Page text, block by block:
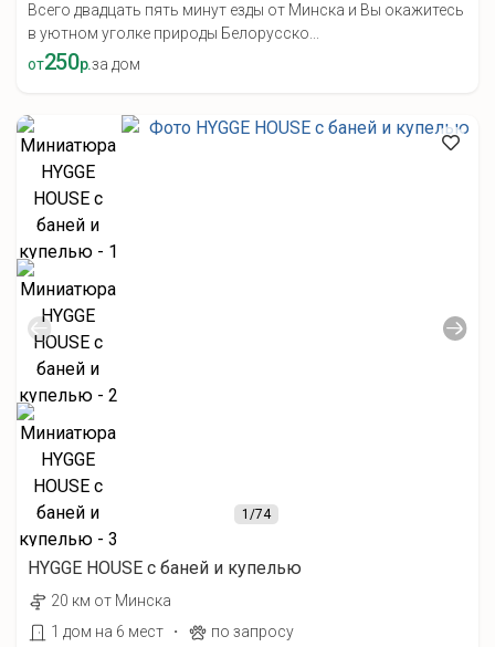
Всего двадцать пять минут езды от Минска и Вы окажитесь
в уютном уголке природы Белорусско...
от250р.за дом
1/74
HYGGE HOUSE с баней и купелью
20 км от Минска
1 дом на 6 мест
· по запросу